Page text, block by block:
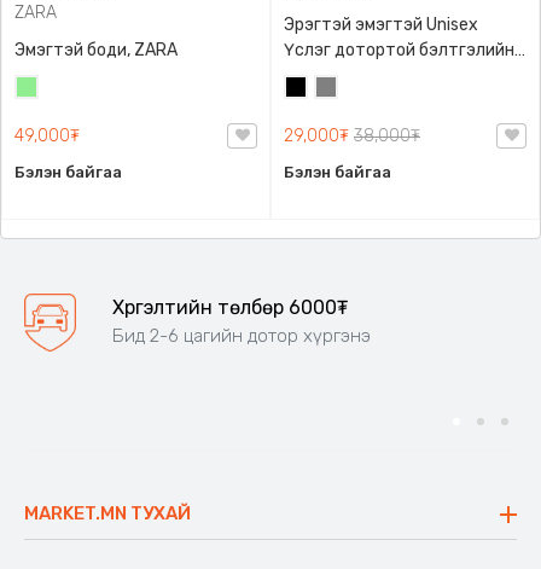
ZARA
Эмэгтэй боди, ZARA
49,000₮
Бэлэн байгаа
Эрэгтэй эмэгтэй Unisex
Үслэг дотортой бэлтгэлийн
өмд,
29,000₮ 38,000₮
Бэлэн байгаа
Хүргэлтийн төлбөр 6000₮
Бид 2-6 цагийн дотор хүргэнэ
MARKET.MN ТУХАЙ